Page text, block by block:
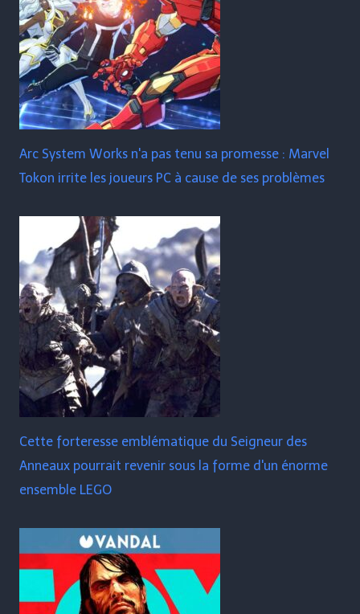
Arc System Works n'a pas tenu sa promesse : Marvel
Tokon irrite les joueurs PC à cause de ses problèmes
Cette forteresse emblématique du Seigneur des
Anneaux pourrait revenir sous la forme d'un énorme
ensemble LEGO